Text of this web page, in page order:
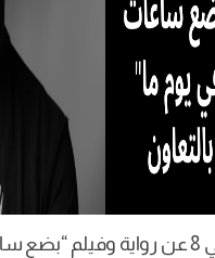
مسابقة 8 في 8 عن رواية وفيلم